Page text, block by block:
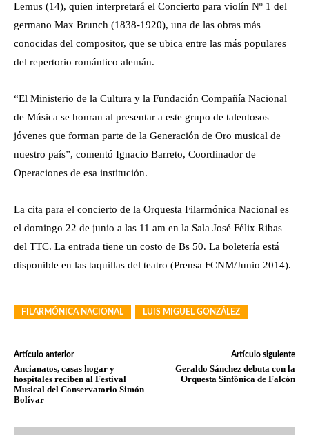
Lemus (14), quien interpretará el Concierto para violín Nº 1 del
germano Max Brunch (1838-1920), una de las obras más
conocidas del compositor, que se ubica entre las más populares
del repertorio romántico alemán.
“El Ministerio de la Cultura y la Fundación Compañía Nacional
de Música se honran al presentar a este grupo de talentosos
jóvenes que forman parte de la Generación de Oro musical de
nuestro país”, comentó Ignacio Barreto, Coordinador de
Operaciones de esa institución.
La cita para el concierto de la Orquesta Filarmónica Nacional es
el domingo 22 de junio a las 11 am en la Sala José Félix Ribas
del TTC. La entrada tiene un costo de Bs 50. La boletería está
disponible en las taquillas del teatro (Prensa FCNM/Junio 2014).
FILARMÓNICA NACIONAL LUIS MIGUEL GONZÁLEZ
Artículo anterior
Ancianatos, casas hogar y
hospitales reciben al Festival
Musical del Conservatorio Simón
Bolívar
Artículo siguiente
Geraldo Sánchez debuta con la
Orquesta Sinfónica de Falcón